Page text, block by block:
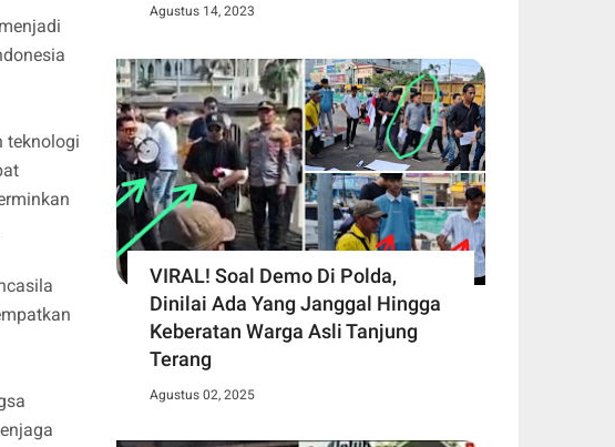
teknologi
Agustus 14, 2023
VIRAL! Soal Demo Di Polda,
Dinilai Ada Yang Janggal Hingga
Keberatan Warga Asli Tanjung
Terang
Agustus 02, 2025